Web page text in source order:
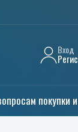
Вход
покупки